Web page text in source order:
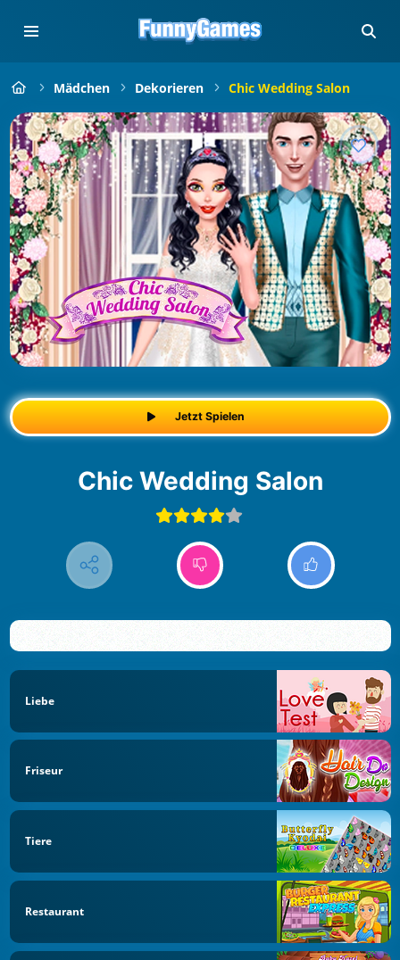
Mädchen Dekorieren Chic Wedding Salon
Jetzt Spielen
Chic Wedding Salon
Liebe
Friseur
Tiere
Restaurant